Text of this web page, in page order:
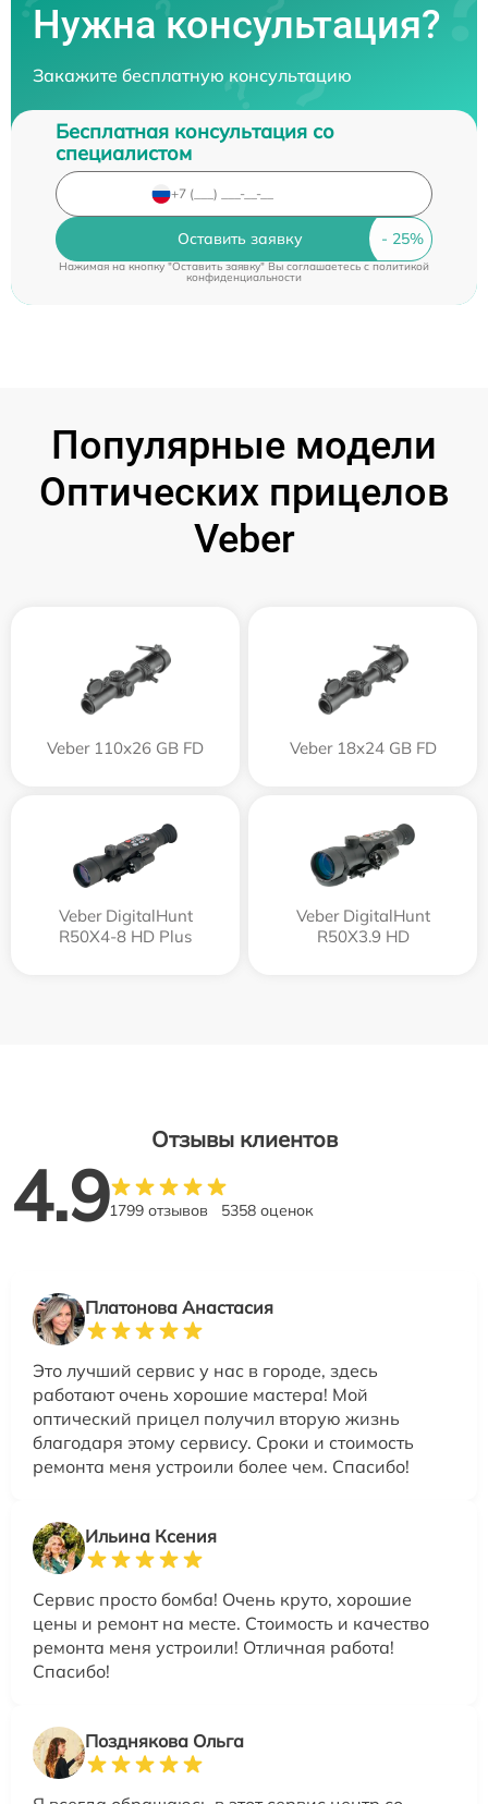
Нужна консультация?
Закажите бесплатную консультацию
Бесплатная консультация со
специалистом
Оставить заявку
Нажимая на кнопку "Оставить заявку" Вы соглашаетесь cполитикой
конфиденциальности
Популярные модели
Оптических прицелов
Veber
Veber 110х26 GB FD Veber 18x24 GB FD
Veber DigitalHunt
R50X4-8 HD Plus
Veber DigitalHunt
R50X3.9 HD
Отзывы клиентов
4.91799 отзывов 5358 оценок
Платонова Анастасия
Это лучший сервис у нас в городе, здесь
работают очень хорошие мастера! Мой
оптический прицел получил вторую жизнь
благодаря этому сервису. Сроки и стоимость
ремонта меня устроили более чем. Спасибо!
Ильина Ксения
Сервис просто бомба! Очень круто, хорошие
цены и ремонт на месте. Стоимость и качество
ремонта меня устроили! Отличная работа!
Спасибо!
Позднякова Ольга